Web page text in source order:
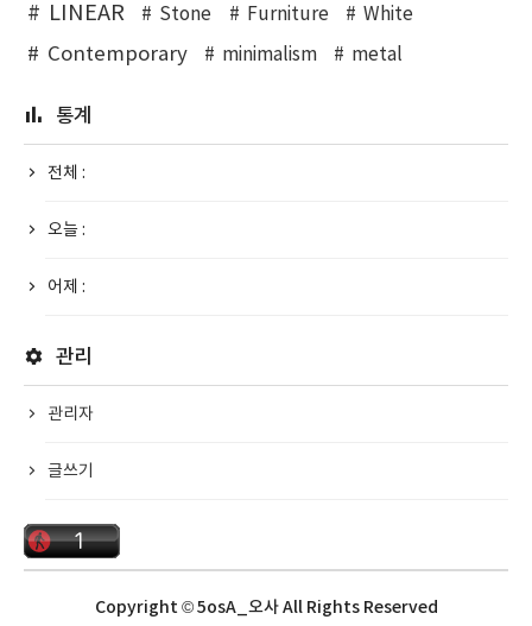
LINEAR Stone Furniture White
Contemporary minimalism metal
통계
전체 :
오늘 :
어제 :
관리
관리자
글쓰기
Copyright © 5osA_오사 All Rights Reserved